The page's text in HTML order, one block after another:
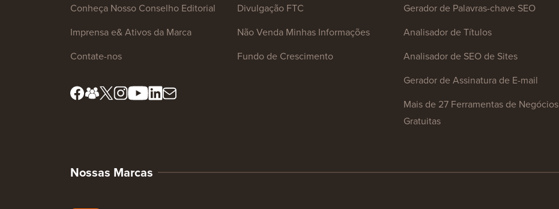
Conheça Nosso Conselho Editorial
Imprensa e& Ativos da Marca
Contate-nos
Divulgação FTC
Não Venda Minhas Informações
Fundo de Crescimento
Gerador de Palavras-chave SEO
Analisador de Títulos
Analisador de SEO de Sites
Gerador de Assinatura de E-mail
Mais de 27 Ferramentas de Negócios
Gratuitas
Nossas Marcas